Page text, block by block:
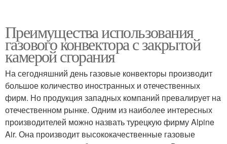
Преимущества использования
газового конвектора с закрытой
камерой сгорания
На сегодняшний день газовые конвекторы производит
большое количество иностранных и отечественных
фирм. Но продукция западных компаний превалирует на
отечественном рынке. Одним из наиболее интересных
производителей можно назвать турецкую фирму Alpine
Air. Она производит высококачественные газовые